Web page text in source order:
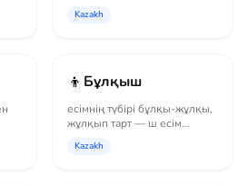
Kazakh
👦 Бұлқыш
есімнің түбірі бұлқы-жұлқы,
жұлқып тарт — ш есім
Kazakh